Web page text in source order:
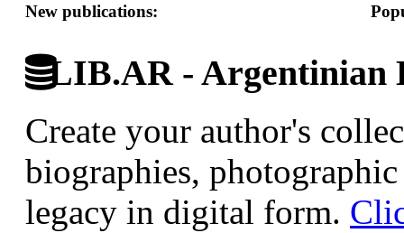
New publications:
LIB.AR - Argentinian
Create your author's
biographies,
legacy in digital form.